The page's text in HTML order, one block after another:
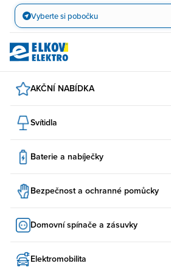
Přejít
obsah
Vyberte si pobočku
AKČNÍ NABÍDKA
Svítidla
Baterie a nabíječky
Bezpečnost a ochranné pomůcky
Domovní spínače a zásuvky
Elektromobilita